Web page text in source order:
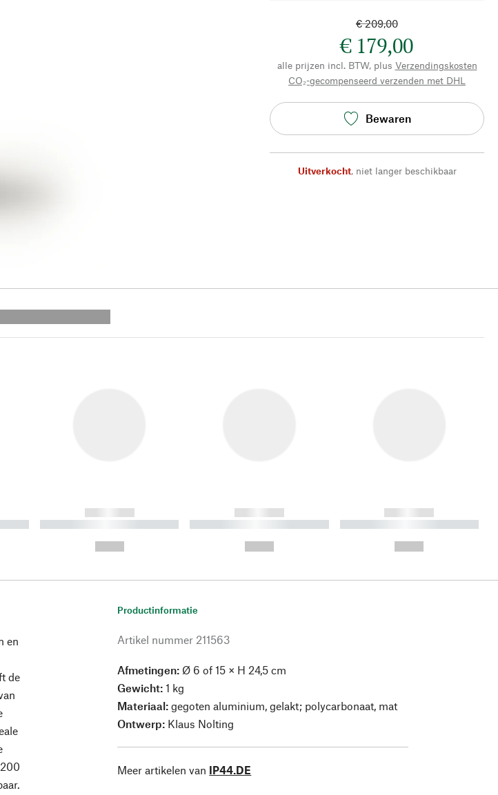
€ 209,00
€ 179,00
alle prijzen incl. BTW, plus Verzendingskosten
CO₂-gecompenseerd verzenden met DHL
Bewaren
Uitverkocht, niet langer beschikbaar
------------
----------- ----------- ----------
------------
----------- ----------- ----------
------------
----------- ----------- ----------
en
de
Productinformatie
Artikel nummer 211563
Afmetingen: Ø 6 of 15 × H 24,5 cm
Gewicht: 1 kg
Materiaal:gegoten aluminium, gelakt; polycarbonaat, mat
Ontwerp: Klaus Nolting
Meer artikelen van IP44.DE